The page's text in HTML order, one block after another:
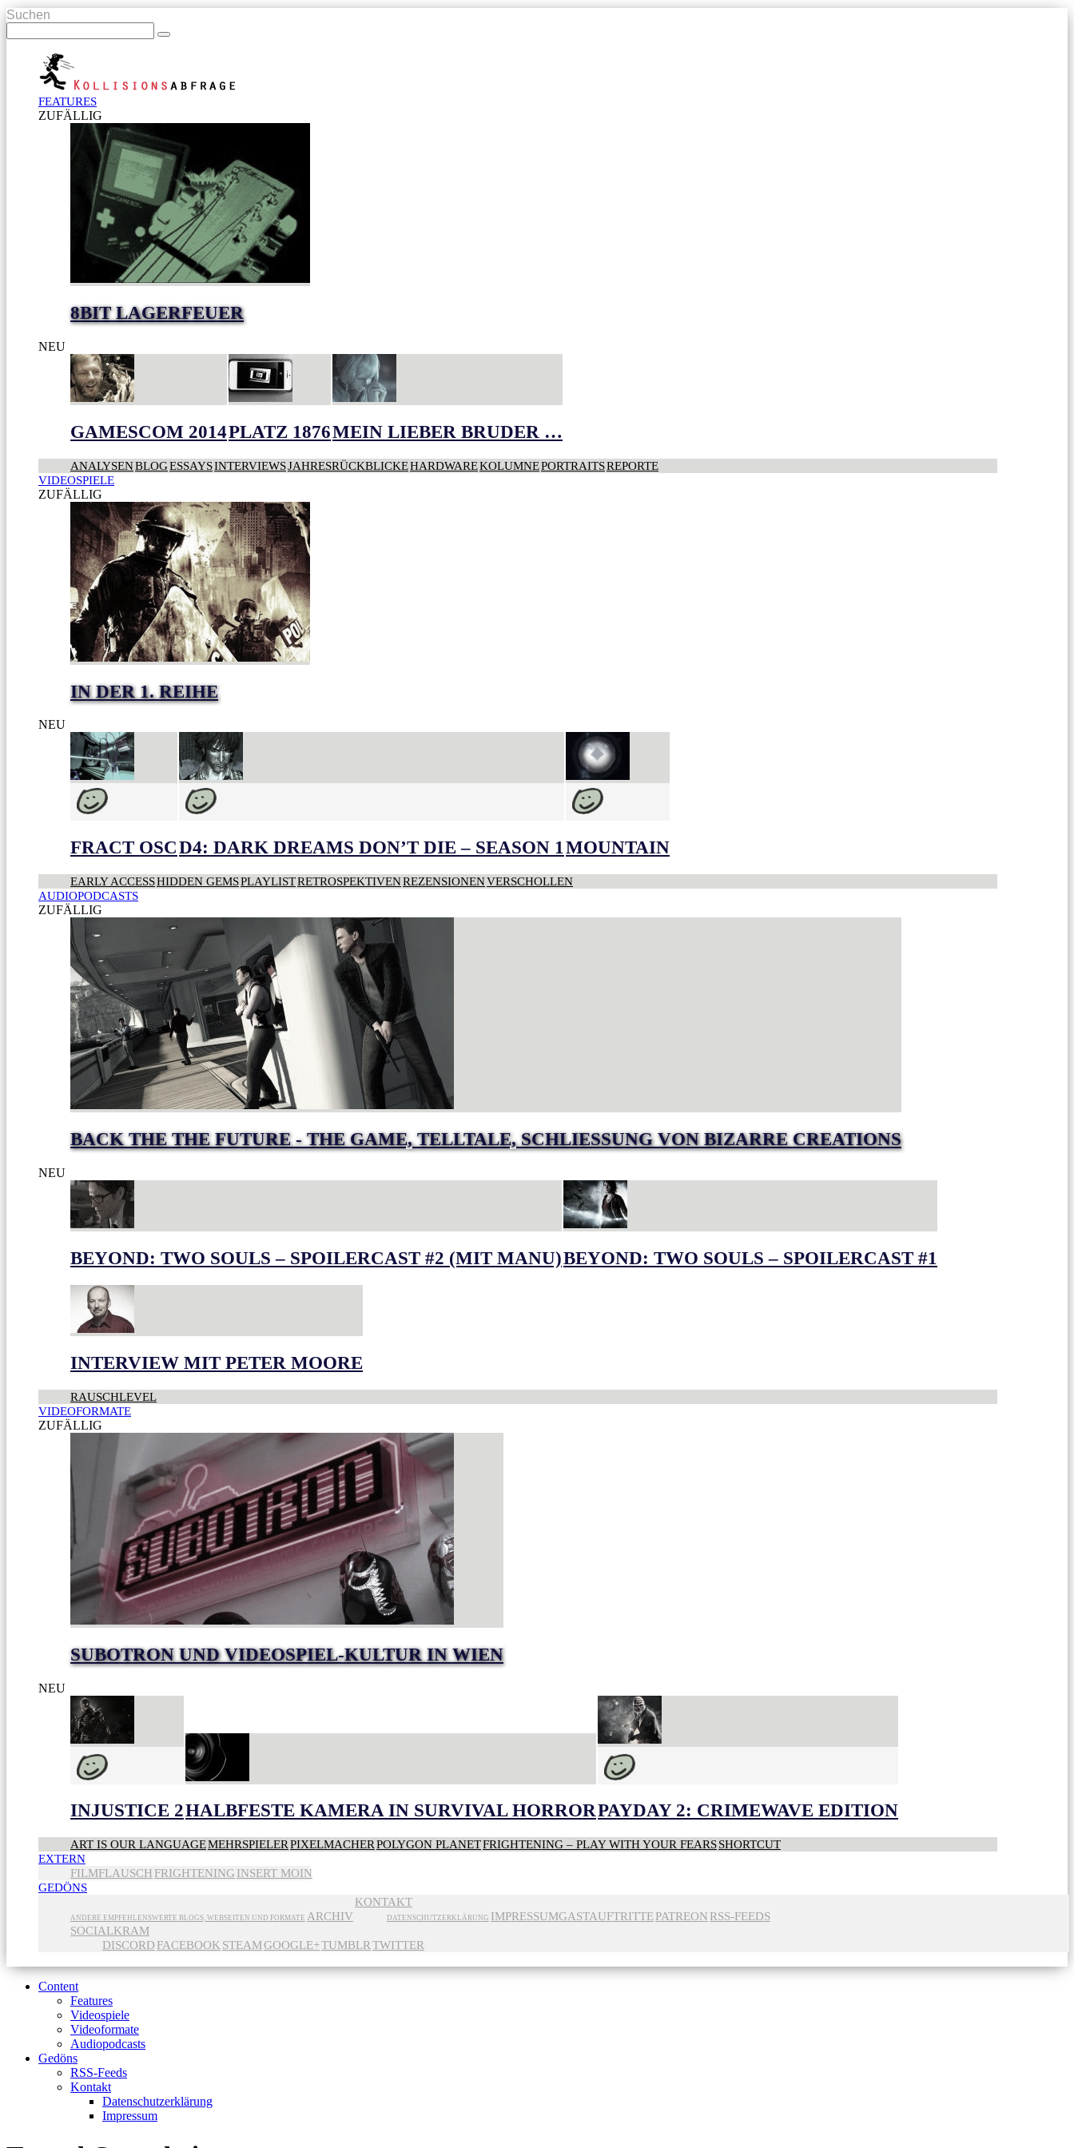
Suchen
FEATURES
ZUFÄLLIG
8BIT LAGERFEUER
NEU
GAMESCOM 2014PLATZ 1876MEIN LIEBER BRUDER …
ANALYSENBLOGESSAYSINTERVIEWSJAHRESRÜCKBLICKEHARDWAREKOLUMNEPORTRAITSREPORTE
VIDEOSPIELE
ZUFÄLLIG
IN DER 1. REIHE
NEU
FRACT OSCD4: DARK DREAMS DON’T DIE – SEASON 1MOUNTAIN
EARLY ACCESSHIDDEN GEMSPLAYLISTRETROSPEKTIVENREZENSIONENVERSCHOLLEN
AUDIOPODCASTS
ZUFÄLLIG
BACK THE THE FUTURE - THE GAME, TELLTALE, SCHLIESSUNG VON BIZARRE CREATIONS
NEU
BEYOND: TWO SOULS – SPOILERCAST #2 (MIT MANU)BEYOND: TWO SOULS – SPOILERCAST #1
INTERVIEW MIT PETER MOORE
RAUSCHLEVEL
VIDEOFORMATE
ZUFÄLLIG
SUBOTRON UND VIDEOSPIEL-KULTUR IN WIEN
NEU
INJUSTICE 2HALBFESTE KAMERA IN SURVIVAL HORRORPAYDAY 2: CRIMEWAVE EDITION
ART IS OUR LANGUAGEMEHRSPIELERPIXELMACHERPOLYGON PLANETFRIGHTENING – PLAY WITH YOUR FEARSSHORTCUT
EXTERN
FILMFLAUSCH FRIGHTENING INSERT MOIN
GEDÖNS
ANDERE EMPFEHLENSWERTE BLOGS, WEBSEITEN UND FORMATE ARCHIV
KONTAKT
DATENSCHUTZERKLÄRUNG IMPRESSUMGASTAUFTRITTEPATREON RSS-FEEDS
SOCIALKRAM
DISCORD FACEBOOK STEAMGOOGLE+TUMBLRTWITTER
Content
Features
Videospiele
Videoformate
Audiopodcasts
Gedöns
RSS-Feeds
Kontakt
Datenschutzerklärung
Impressum